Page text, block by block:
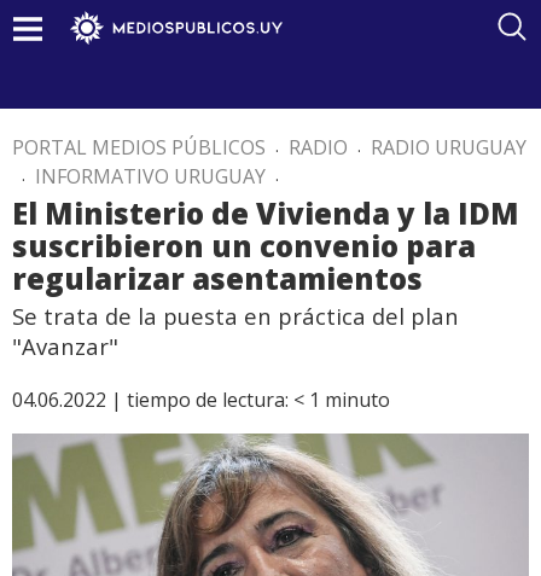
PORTAL MEDIOS PÚBLICOS . RADIO . RADIO URUGUAY
. INFORMATIVO URUGUAY .
El Ministerio de Vivienda y la IDM
suscribieron un convenio para
regularizar asentamientos
Se trata de la puesta en práctica del plan
"Avanzar"
04.06.2022 | tiempo de lectura: < 1 minuto